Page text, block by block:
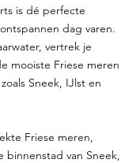
is dé perfecte
dag varen.
vertrek je
mooiste Friese meren
Sneek, IJlst en
Friese meren,
binnenstad van Sneek,